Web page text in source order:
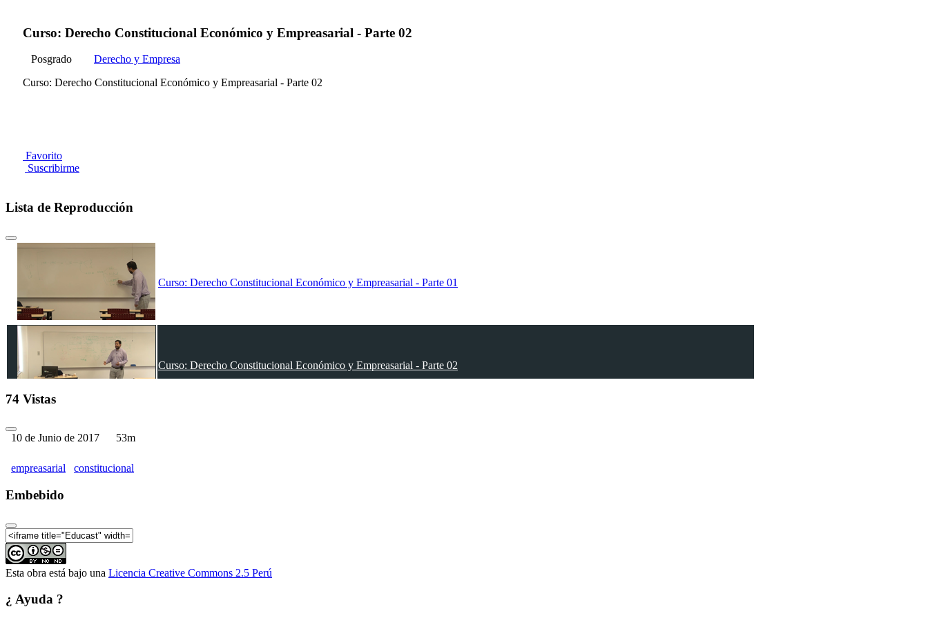
Curso: Derecho Constitucional Económico y Empreasarial - Parte 02
Posgrado
Derecho y Empresa
Curso: Derecho Constitucional Económico y Empreasarial - Parte 02
Favorito
Suscribirme
Lista de Reproducción
Curso: Derecho Constitucional Económico y Empreasarial - Parte 01
Curso: Derecho Constitucional Económico y Empreasarial - Parte 02
74 Vistas
10 de Junio de 2017 53m
empreasarial constitucional
Embebido
Esta obra está bajo una Licencia Creative Commons 2.5 Perú
¿ Ayuda ?